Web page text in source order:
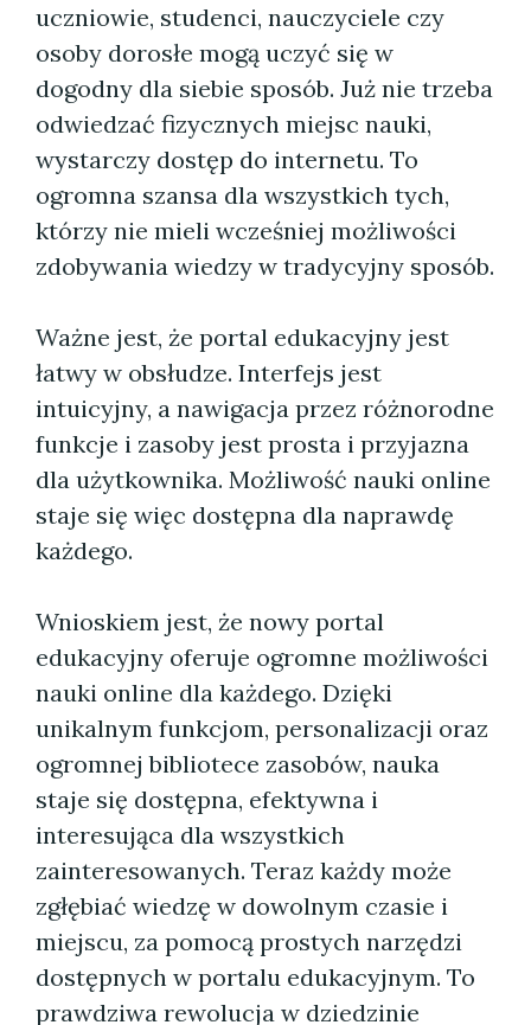
uczniowie, studenci, nauczyciele czy
osoby dorosłe mogą uczyć się w
dogodny dla siebie sposób. Już nie trzeba
odwiedzać fizycznych miejsc nauki,
wystarczy dostęp do internetu. To
ogromna szansa dla wszystkich tych,
którzy nie mieli wcześniej możliwości
zdobywania wiedzy w tradycyjny sposób.
Ważne jest, że portal edukacyjny jest
łatwy w obsłudze. Interfejs jest
intuicyjny, a nawigacja przez różnorodne
funkcje i zasoby jest prosta i przyjazna
dla użytkownika. Możliwość nauki online
staje się więc dostępna dla naprawdę
każdego.
Wnioskiem jest, że nowy portal
edukacyjny oferuje ogromne możliwości
nauki online dla każdego. Dzięki
unikalnym funkcjom, personalizacji oraz
ogromnej bibliotece zasobów, nauka
staje się dostępna, efektywna i
interesująca dla wszystkich
zainteresowanych. Teraz każdy może
zgłębiać wiedzę w dowolnym czasie i
miejscu, za pomocą prostych narzędzi
dostępnych w portalu edukacyjnym. To
prawdziwa rewolucja w dziedzinie